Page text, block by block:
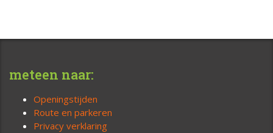
meteen naar:
Openingstijden
Route en parkeren
Privacy verklaring